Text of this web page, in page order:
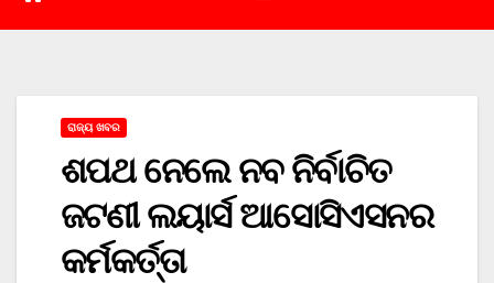
ରାଜ୍ୟ ଖବର
ଶପଥ ନେଲେ ନବ ନିର୍ବାଚିତ
ଜଟଣୀ ଲୟାର୍ସ ଆସୋସିଏସନର
କର୍ମକର୍ତ୍ତା